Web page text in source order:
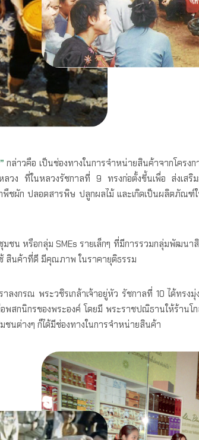
กล่าวคือ เป็นช่องทางในการจำหน่ายสินค้าจากโครง
ที่ในหลวงรัชกาลที่ 9 ทรงก่อตั้งขึ้นเพื่อ ส่งเสริม
ชผัก ปลอดสารพิษ ปลูกผลไม้ และเกิดเป็นผลิตภัณฑ์
มชน หรือกลุ่ม SMEs รายเล็กๆ ที่มีการรวมกลุ่มพัฒน
สินค้าที่ดี มีคุณภาพ ในราคายุติธรรม
งกรณ พระวชิรเกล้าเจ้าอยู่หัว รัชกาลที่ 10 ได้ทร
พสกนิกรของพระองค์ โดยมี พระราชปณิธานให้ร้าน
นต่างๆ ก็ได้มีช่องทางในการจำหน่ายสินค้า